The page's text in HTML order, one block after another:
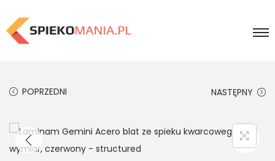
POPRZEDNI NASTĘPNY